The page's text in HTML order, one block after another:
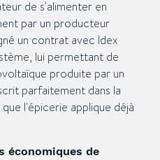
de s'alimenter en
par un producteur
un contrat avec Idex
lui permettant de
produite par un
parfaitement dans la
l'épicerie applique déjà
économiques de